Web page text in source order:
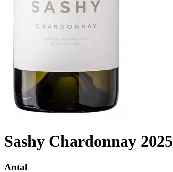
Sashy Chardonnay 2025
Antal